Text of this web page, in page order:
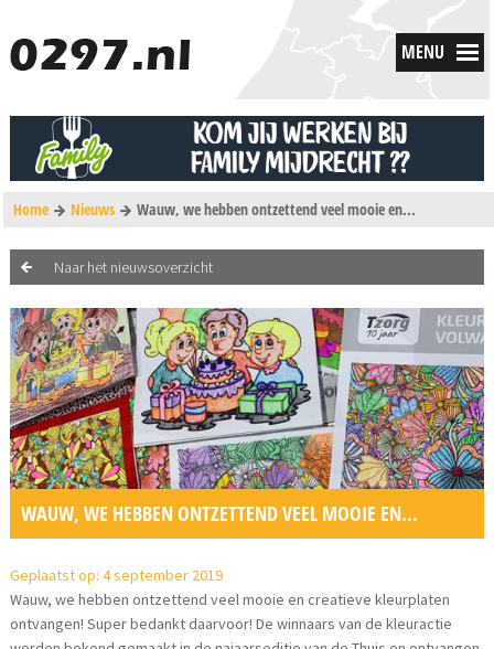
MENU
Home Nieuws Wauw, we hebben ontzettend veel mooie en...
Naar het nieuwsoverzicht
WAUW, WE HEBBEN ONTZETTEND VEEL MOOIE EN...
Geplaatst op: 4 september 2019
Wauw, we hebben ontzettend veel mooie en creatieve kleurplaten
ontvangen! Super bedankt daarvoor! De winnaars van de kleuractie